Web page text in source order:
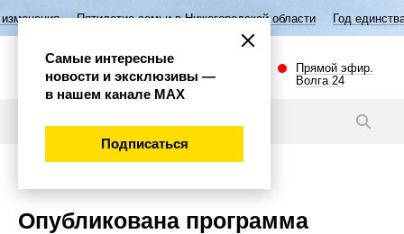
семьи в Нижегородской области Год единства народов России
Прямой эфир.
Волга 24
Опубликована программа
Самые интересные
новости и эксклюзивы —
в нашем канале МАХ
Подписаться